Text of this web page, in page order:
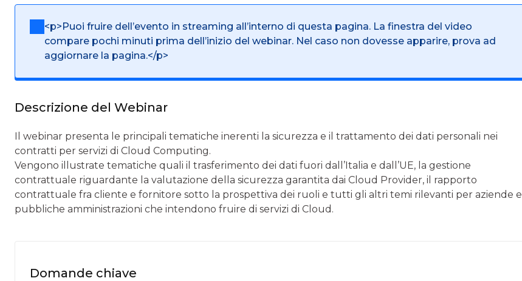
<p>Puoi fruire dell’evento in streaming all’interno di questa pagina. La finestra del video
compare pochi minuti prima dell’inizio del webinar. Nel caso non dovesse apparire, prova ad
aggiornare la pagina.</p>
Descrizione del Webinar
Il webinar presenta le principali tematiche inerenti la sicurezza e il trattamento dei dati personali nei
contratti per servizi di Cloud Computing.
Vengono illustrate tematiche quali il trasferimento dei dati fuori dall’Italia e dall’UE, la gestione
contrattuale riguardante la valutazione della sicurezza garantita dai Cloud Provider, il rapporto
contrattuale fra cliente e fornitore sotto la prospettiva dei ruoli e tutti gli altri temi rilevanti per aziende e
pubbliche amministrazioni che intendono fruire di servizi di Cloud.
Domande chiave